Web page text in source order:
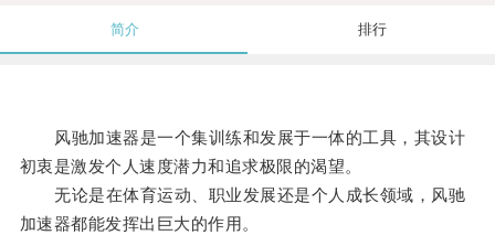
简介 排行
风驰加速器是一个集训练和发展于一体的工具，其设计
初衷是激发个人速度潜力和追求极限的渴望。
无论是在体育运动、职业发展还是个人成长领域，风驰
加速器都能发挥出巨大的作用。